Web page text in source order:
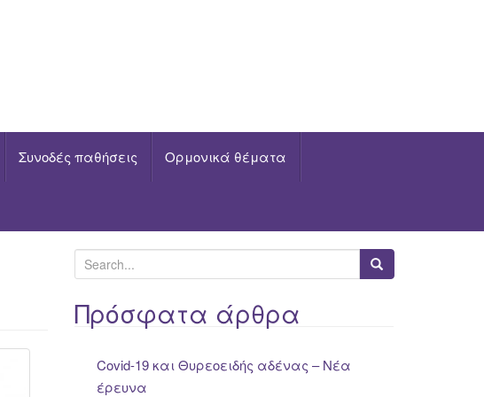
Συνοδές παθήσεις Ορμονικά θέματα
e
a
rΠρόσφατα άρθρα
Covid-19 και Θυρεοειδής αδένας – Νέα
έρευνα